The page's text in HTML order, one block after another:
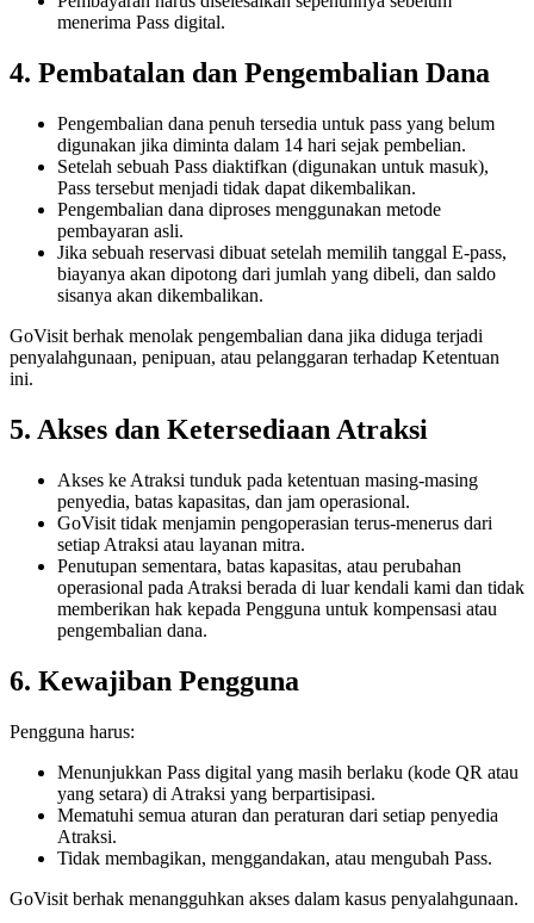
menerima Pass digital.
4. Pembatalan dan Pengembalian Dana
Pengembalian dana penuh tersedia untuk pass yang belum
digunakan jika diminta dalam 14 hari sejak pembelian.
Setelah sebuah Pass diaktifkan (digunakan untuk masuk),
Pass tersebut menjadi tidak dapat dikembalikan.
Pengembalian dana diproses menggunakan metode
pembayaran asli.
Jika sebuah reservasi dibuat setelah memilih tanggal E-pass,
biayanya akan dipotong dari jumlah yang dibeli, dan saldo
sisanya akan dikembalikan.
GoVisit berhak menolak pengembalian dana jika diduga terjadi
penyalahgunaan, penipuan, atau pelanggaran terhadap Ketentuan
ini.
5. Akses dan Ketersediaan Atraksi
Akses ke Atraksi tunduk pada ketentuan masing-masing
penyedia, batas kapasitas, dan jam operasional.
GoVisit tidak menjamin pengoperasian terus-menerus dari
setiap Atraksi atau layanan mitra.
Penutupan sementara, batas kapasitas, atau perubahan
operasional pada Atraksi berada di luar kendali kami dan tidak
memberikan hak kepada Pengguna untuk kompensasi atau
pengembalian dana.
6. Kewajiban Pengguna
Pengguna harus:
Menunjukkan Pass digital yang masih berlaku (kode QR atau
yang setara) di Atraksi yang berpartisipasi.
Mematuhi semua aturan dan peraturan dari setiap penyedia
Atraksi.
Tidak membagikan, menggandakan, atau mengubah Pass.
GoVisit berhak menangguhkan akses dalam kasus penyalahgunaan.